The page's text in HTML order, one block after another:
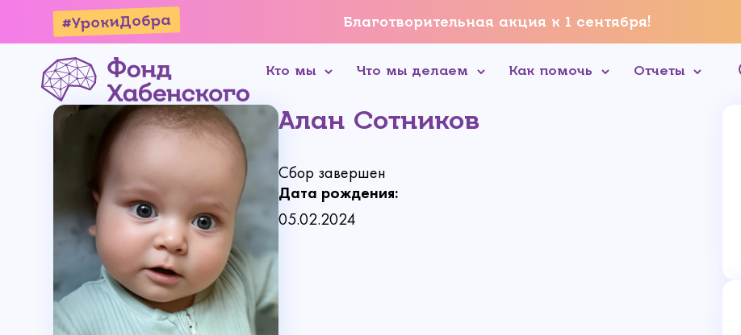
#УрокиДобра Благотворительная акция к 1 сентября!
Кто мы Что мы делаем Как помочь Отчеты
Алан Сотников
Сбор завершен
Дата рождения:
05.02.2024